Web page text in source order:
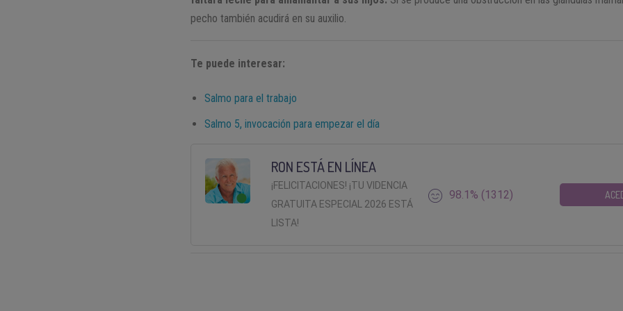
pecho también acudirá en su auxilio.
Te puede interesar:
Salmo para el trabajo
Salmo 5, invocación para empezar el día
RON ESTÁ EN LÍNEA
¡FELICITACIONES! ¡TU VIDENCIA
GRATUITA ESPECIAL 2026 ESTÁ
LISTA!
98.1% (1312)